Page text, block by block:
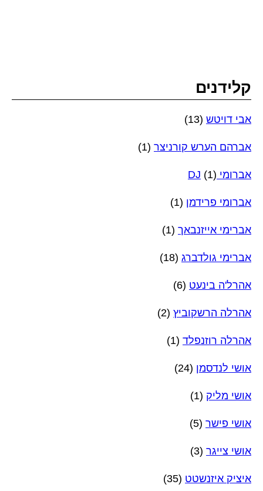
קלידנים
אבי דויטש (13)
אברהם הערש קורניצר (1)
אברומי DJ (1)
אברומי פרידמן (1)
אברימי אייזנבאך (1)
אברימי גולדברג (18)
אהרל'ה בינעט (6)
אהרלה הרשקוביץ (2)
אהרלה רוזנפלד (1)
אושי לנדסמן (24)
אושי מליק (1)
אושי פישר (5)
אושי צייגר (3)
איציק איזנשטט (35)